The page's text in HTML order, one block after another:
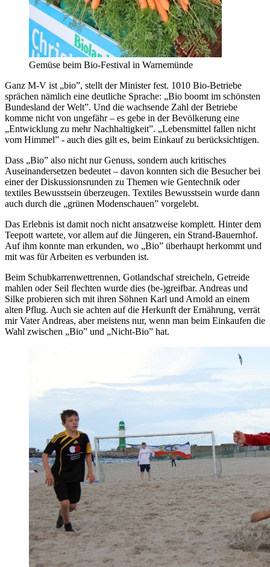
Gemüse beim Bio-Festival in Warnemünde
Ganz M-V ist „bio”, stellt der Minister fest. 1010 Bio-Betriebe
sprächen nämlich eine deutliche Sprache: „Bio boomt im schönsten
Bundesland der Welt”. Und die wachsende Zahl der Betriebe
komme nicht von ungefähr – es gebe in der Bevölkerung eine
„Entwicklung zu mehr Nachhaltigkeit”. „Lebensmittel fallen nicht
vom Himmel” - auch dies gilt es, beim Einkauf zu berücksichtigen.
Dass „Bio” also nicht nur Genuss, sondern auch kritisches
Auseinandersetzen bedeutet – davon konnten sich die Besucher bei
einer der Diskussionsrunden zu Themen wie Gentechnik oder
textiles Bewusstsein überzeugen. Textiles Bewusstsein wurde dann
auch durch die „grünen Modenschauen” vorgelebt.
Das Erlebnis ist damit noch nicht ansatzweise komplett. Hinter dem
Teepott wartete, vor allem auf die Jüngeren, ein Strand-Bauernhof.
Auf ihm konnte man erkunden, wo „Bio” überhaupt herkommt und
mit was für Arbeiten es verbunden ist.
Beim Schubkarrenwettrennen, Gotlandschaf streicheln, Getreide
mahlen oder Seil flechten wurde dies (be-)greifbar. Andreas und
Silke probieren sich mit ihren Söhnen Karl und Arnold an einem
alten Pflug. Auch sie achten auf die Herkunft der Ernährung, verrät
mir Vater Andreas, aber meistens nur, wenn man beim Einkaufen die
Wahl zwischen „Bio” und „Nicht-Bio” hat.